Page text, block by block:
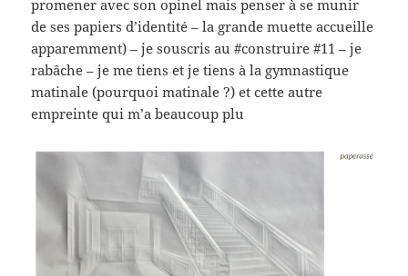
promener avec son opinel mais penser à se munir
de ses papiers d’identité – la grande muette accueille
apparemment) – je souscris au #construire #11 – je
rabâche – je me tiens et je tiens à la gymnastique
matinale (pourquoi matinale ?) et cette autre
empreinte qui m’a beaucoup plu